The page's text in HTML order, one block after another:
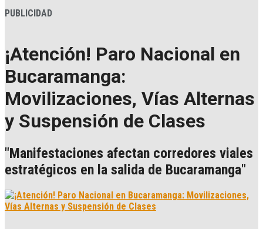
PUBLICIDAD
¡Atención! Paro Nacional en
Bucaramanga:
Movilizaciones, Vías Alternas
y Suspensión de Clases
"Manifestaciones afectan corredores viales
estratégicos en la salida de Bucaramanga"